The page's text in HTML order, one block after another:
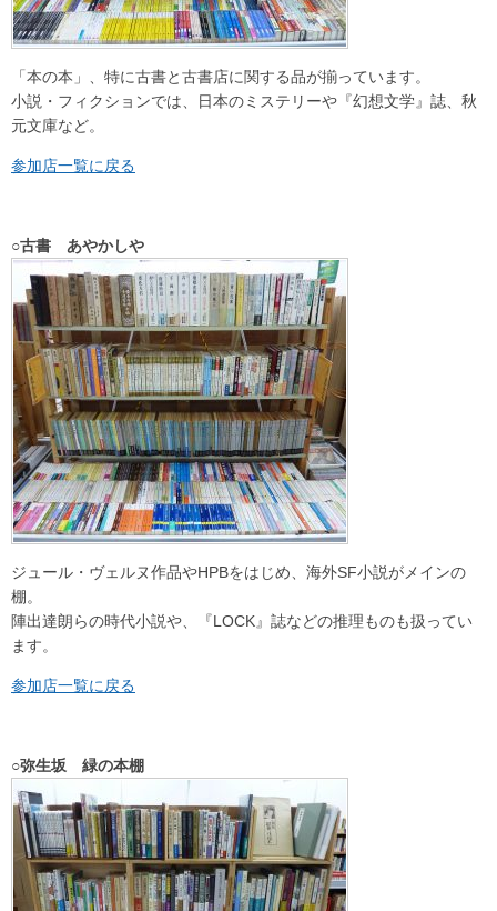
「本の本」、特に古書と古書店に関する品が揃っています。
小説・フィクションでは、日本のミステリーや『幻想文学』誌、秋
元文庫など。
参加店一覧に戻る
○古書 あやかしや
ジュール・ヴェルヌ作品やHPBをはじめ、海外SF小説がメインの
棚。
陣出達朗らの時代小説や、『LOCK』誌などの推理ものも扱ってい
ます。
参加店一覧に戻る
○弥生坂 緑の本棚